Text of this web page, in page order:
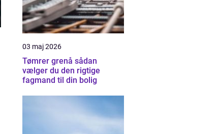
03 maj 2026
Tømrer grenå sådan
vælger du den rigtige
fagmand til din bolig